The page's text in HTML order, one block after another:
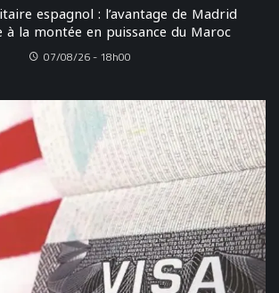
espagnol : l’avantage de Madrid
à la montée en puissance du Maroc
07/08/26 - 18h00